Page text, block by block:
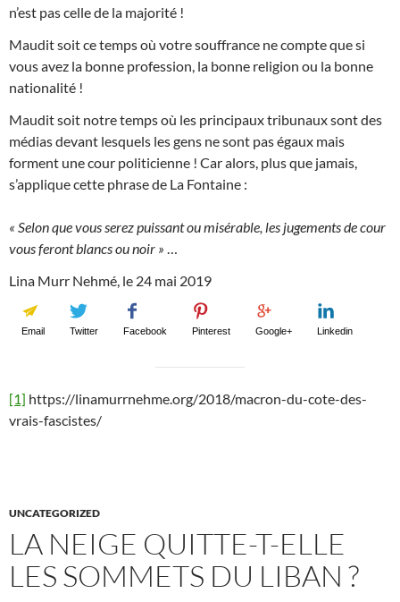
n’est pas celle de la majorité !
Maudit soit ce temps où votre souffrance ne compte que si
vous avez la bonne profession, la bonne religion ou la bonne
nationalité !
Maudit soit notre temps où les principaux tribunaux sont des
médias devant lesquels les gens ne sont pas égaux mais
forment une cour politicienne ! Car alors, plus que jamais,
s’applique cette phrase de La Fontaine :
« Selon que vous serez puissant ou misérable, les jugements de cour
vous feront blancs ou noir » …
Lina Murr Nehmé, le 24 mai 2019
Email Twitter Facebook Pinterest Google+ Linkedin
[1] https://linamurrnehme.org/2018/macron-du-cote-des-
vrais-fascistes/
UNCATEGORIZED
LA NEIGE QUITTE-T-ELLE
LES SOMMETS DU LIBAN ?